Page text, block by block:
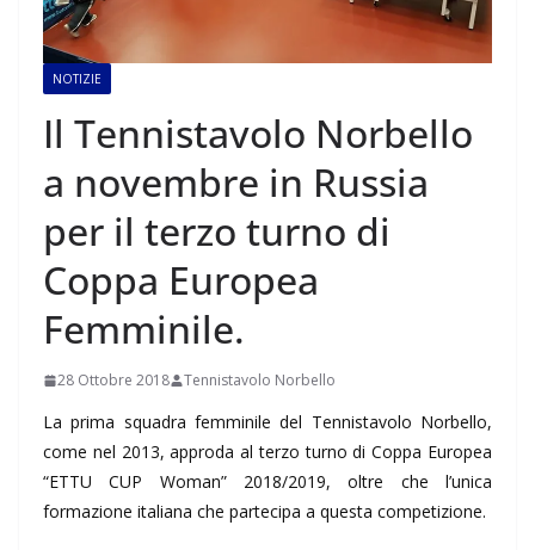
NOTIZIE
Il Tennistavolo Norbello
a novembre in Russia
per il terzo turno di
Coppa Europea
Femminile.
28 Ottobre 2018 Tennistavolo Norbello
La prima squadra femminile del Tennistavolo Norbello,
come nel 2013, approda al terzo turno di Coppa Europea
“ETTU CUP Woman” 2018/2019, oltre che l’unica
formazione italiana che partecipa a questa competizione.